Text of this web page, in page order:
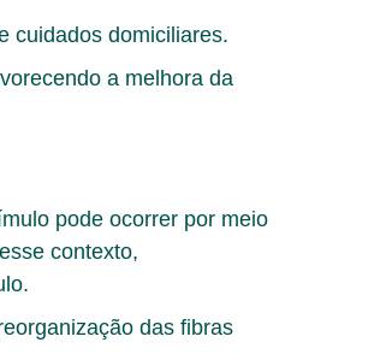
cuidados domiciliares.
a melhora da
pode ocorrer por meio
contexto,
das fibras